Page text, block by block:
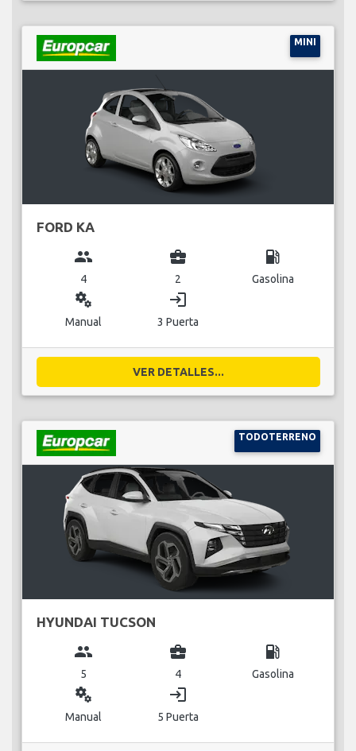
MINI
FORD KA
group
4
business_center
2
local_gas_station
Gasolina
miscellaneous_services
Manual
login
3 Puerta
VER DETALLES...
TODOTERRENO
HYUNDAI TUCSON
group
5
business_center
4
local_gas_station
Gasolina
miscellaneous_services
Manual
login
5 Puerta